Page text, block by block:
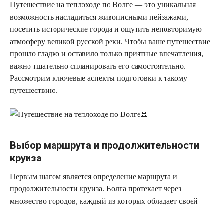
Путешествие на теплоходе по Волге — это уникальная
возможность насладиться живописными пейзажами,
посетить исторические города и ощутить неповторимую
атмосферу великой русской реки. Чтобы ваше путешествие
прошло гладко и оставило только приятные впечатления,
важно тщательно спланировать его самостоятельно.
Рассмотрим ключевые аспекты подготовки к такому
путешествию.
Выбор маршрута и продолжительности
круиза
Первым шагом является определение маршрута и
продолжительности круиза. Волга протекает через
множество городов, каждый из которых обладает своей